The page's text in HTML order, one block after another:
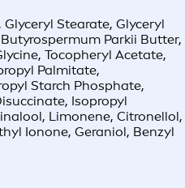
Stearate, Glyceryl
Parkii Butter,
Tocopheryl Acetate,
Palmitate,
Starch Phosphate,
Isopropyl
Limonene, Citronellol,
Ionone, Geraniol, Benzyl